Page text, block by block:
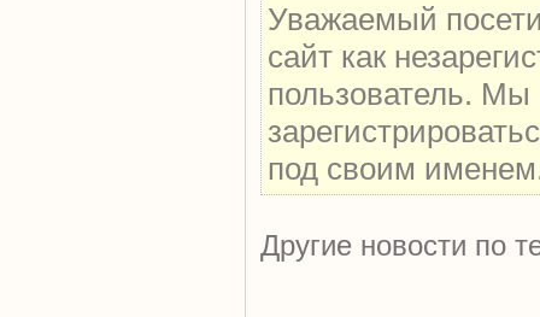
Уважаемый
сайт как
пользователь.
под своим
Другие новости по